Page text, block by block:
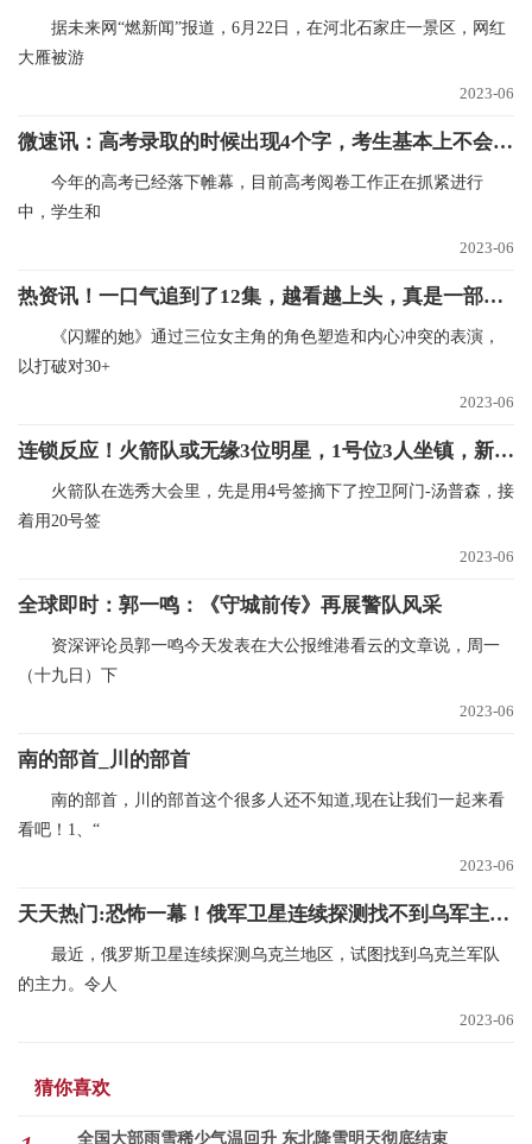
据未来网“燃新闻”报道，6月22日，在河北石家庄一景区，网红
大雁被游
2023-06
微速讯：高考录取的时候出现4个字，考生基本上不会被录取，报志愿需谨慎
今年的高考已经落下帷幕，目前高考阅卷工作正在抓紧进行
中，学生和
2023-06
热资讯！一口气追到了12集，越看越上头，真是一部上瘾都市女性情感剧
《闪耀的她》通过三位女主角的角色塑造和内心冲突的表演，
以打破对30+
2023-06
连锁反应！火箭队或无缘3位明星，1号位3人坐镇，新人继续挑大梁|全球实时
火箭队在选秀大会里，先是用4号签摘下了控卫阿门-汤普森，接
着用20号签
2023-06
全球即时：郭一鸣：《守城前传》再展警队风采
资深评论员郭一鸣今天发表在大公报维港看云的文章说，周一
（十九日）下
2023-06
南的部首_川的部首
南的部首，川的部首这个很多人还不知道,现在让我们一起来看
看吧！1、“
2023-06
天天热门:恐怖一幕！俄军卫星连续探测找不到乌军主力：10多万乌军不知去向
最近，俄罗斯卫星连续探测乌克兰地区，试图找到乌克兰军队
的主力。令人
2023-06
猜你喜欢
全国大部雨雪稀少气温回升 东北降雪明天彻底结束